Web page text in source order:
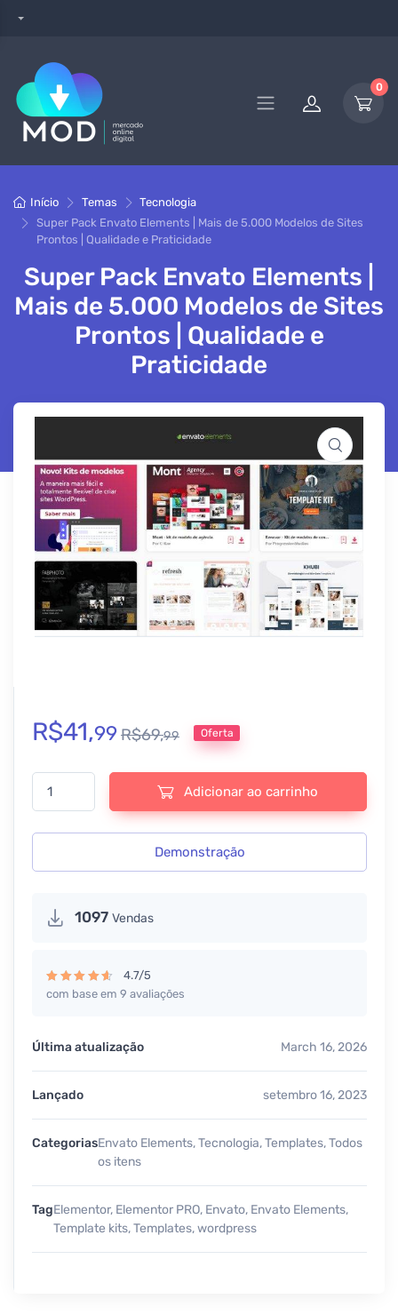
0
Início Temas
Tecnologia
Super Pack Envato Elements | Mais de 5.000 Modelos de Sites
Prontos | Qualidade e Praticidade
Super Pack Envato Elements |
Mais de 5.000 Modelos de Sites
Prontos | Qualidade e
Praticidade
R$41,99R$69,99 Oferta
Super Pack Envato Elements | Mais de 5.000 Modelos de Sites
Adicionar ao carrinho
Demonstração
1097 Vendas
de 5
4.7/5
com base em 9 avaliações
Última atualização March 16, 2026
Lançado setembro 16, 2023
CategoriasEnvato Elements,Tecnologia,Templates,Todos
os itens
TagElementor, Elementor PRO, Envato, Envato Elements,
Template kits,Templates,wordpress